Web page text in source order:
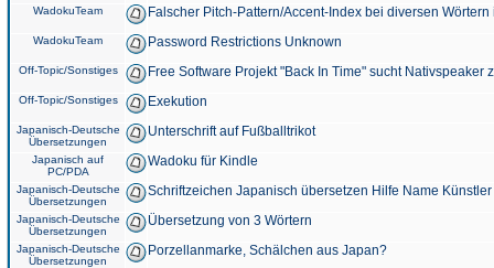
WadokuTeam Falscher Pitch-Pattern/Accent-Index bei diversen
WadokuTeam Password Restrictions Unknown
Off-Topic/Sonstiges Free Software Projekt "Back In Time" sucht Nativspeaker
Off-Topic/Sonstiges Exekution
Japanisch-Deutsche
Übersetzungen
Unterschrift auf Fußballtrikot
Japanisch auf
PC/PDA
Wadoku für Kindle
Japanisch-Deutsche
Übersetzungen
Schriftzeichen Japanisch übersetzen Hilfe Name
Japanisch-Deutsche
Übersetzungen
Übersetzung von 3 Wörtern
Japanisch-Deutsche
Übersetzungen
Porzellanmarke, Schälchen aus Japan?